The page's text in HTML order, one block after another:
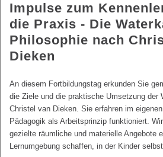
Impulse zum
die Praxis - Die
Philosophie nach
Dieken
An diesem Fortbildungstag erkunden Sie
die Ziele und die praktische Umsetzung der
Christel van Dieken. Sie erfahren im
Pädagogik als Arbeitsprinzip funktioniert.
gezielte räumliche und materielle Angebote
Lernumgebung schaffen, in der Kinder